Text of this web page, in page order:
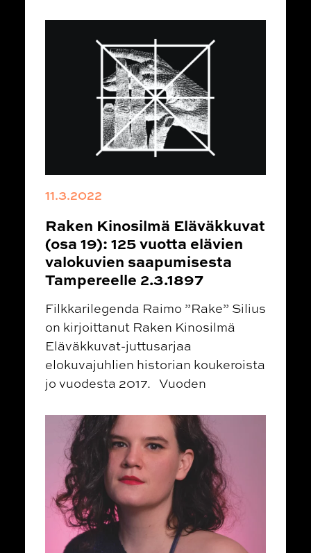
11.3.2022
Raken Kinosilmä Eläväkkuvat
(osa 19): 125 vuotta elävien
valokuvien saapumisesta
Tampereelle 2.3.1897
Filkkarilegenda Raimo ”Rake” Silius
on kirjoittanut Raken Kinosilmä
Eläväkkuvat-juttusarjaa
elokuvajuhlien historian koukeroista
jo vuodesta 2017. Vuoden